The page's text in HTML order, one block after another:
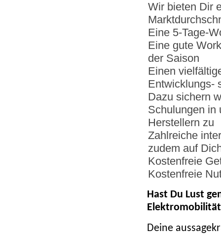
Wir bieten Dir
Eine 5-Tage-
Eine gute
der Saison
Einen
Entwicklungs-
Dazu sichern
Schulungen in
Herstellern zu
Zahlreiche
zudem auf
Kostenfreie
Kostenfreie
Hast Du Lust
Deine